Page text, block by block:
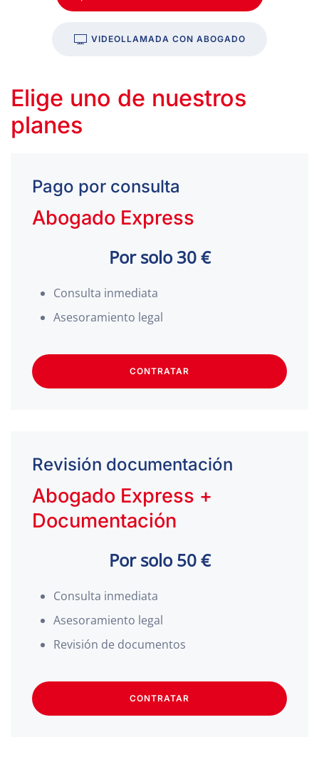
VIDEOLLAMADA CON ABOGADO
Elige uno de nuestros
planes
Pago por consulta
Abogado Express
Por solo 30 €
Consulta inmediata
Asesoramiento legal
CONTRATAR
Revisión documentación
Abogado Express +
Documentación
Por solo 50 €
Consulta inmediata
Asesoramiento legal
Revisión de documentos
CONTRATAR